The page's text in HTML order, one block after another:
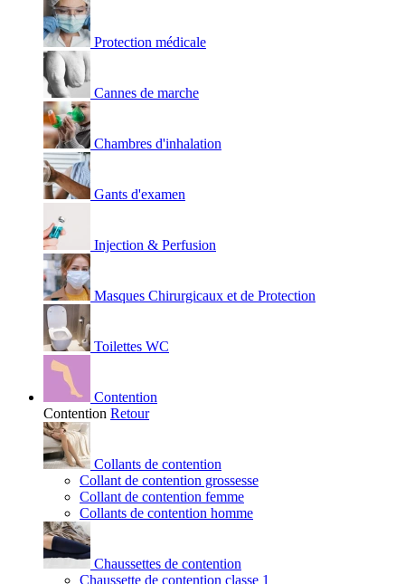
Protection médicale
Cannes de marche
Chambres d'inhalation
Gants d'examen
Injection & Perfusion
Masques Chirurgicaux et de Protection
Toilettes WC
Contention
Contention Retour
Collants de contention
Collant de contention grossesse
Collant de contention femme
Collants de contention homme
Chaussettes de contention
Chaussette de contention classe 1